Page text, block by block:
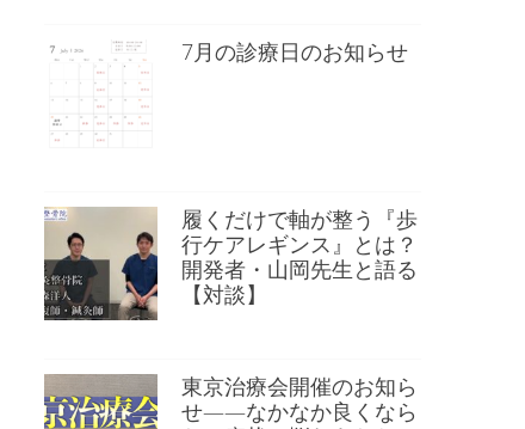
7月の診療日のお知らせ
履くだけで軸が整う『歩
行ケアレギンス』とは？
開発者・山岡先生と語る
【対談】
東京治療会開催のお知ら
せ——なかなか良くなら